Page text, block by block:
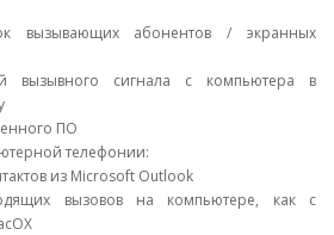
вызывающих абонентов / экранных
вызывного сигнала с компьютера в
ПО
телефонии:
из Microsoft Outlook
вызовов на компьютере, как с